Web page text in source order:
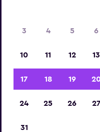
3 4 5 6
10 11 12 13
17 18 19
24 25 26 27
31